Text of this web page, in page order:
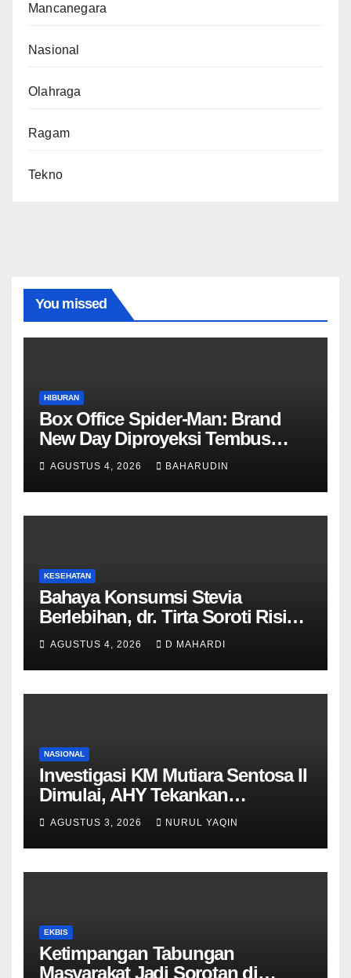
Mancanegara
Nasional
Olahraga
Ragam
Tekno
You missed
HIBURAN
Box Office Spider-Man: Brand
New Day Diproyeksi Tembus
Rp7,7 Triliun Global
AGUSTUS 4, 2026 BAHARUDIN
KESEHATAN
Bahaya Konsumsi Stevia
Berlebihan, dr. Tirta Soroti Risiko
Resistensi Insulin
AGUSTUS 4, 2026 D MAHARDI
NASIONAL
Investigasi KM Mutiara Sentosa II
Dimulai, AHY Tekankan
Keselamatan Kapal
AGUSTUS 3, 2026 NURUL YAQIN
EKBIS
Ketimpangan Tabungan
Masyarakat Jadi Sorotan di